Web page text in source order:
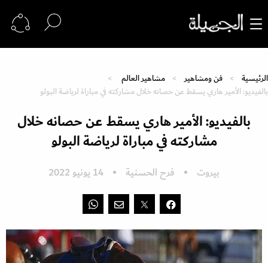
الرئيسية فن ومشاهير
مشاهير العالم
بالفيديو: الأمير هاري يسقط عن حصانه خلال مشاركته في مباراة لرياضة البولو
بالفيديو: الأمير هاري يسقط عن حصانه خلال
مشاركته في مباراة لرياضة البولو
بيروت فرح الحسنية 14 يونيو 2022